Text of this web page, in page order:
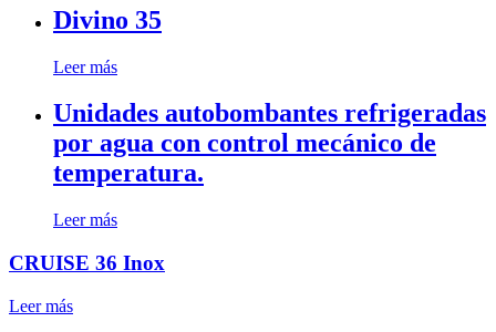
Divino 35
Leer más
Unidades autobombantes refrigeradas
por agua con control mecánico de
temperatura.
Leer más
CRUISE 36 Inox
Leer más